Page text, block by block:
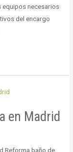
equipos necesarios
del encargo
en Madrid
Reforma baño de